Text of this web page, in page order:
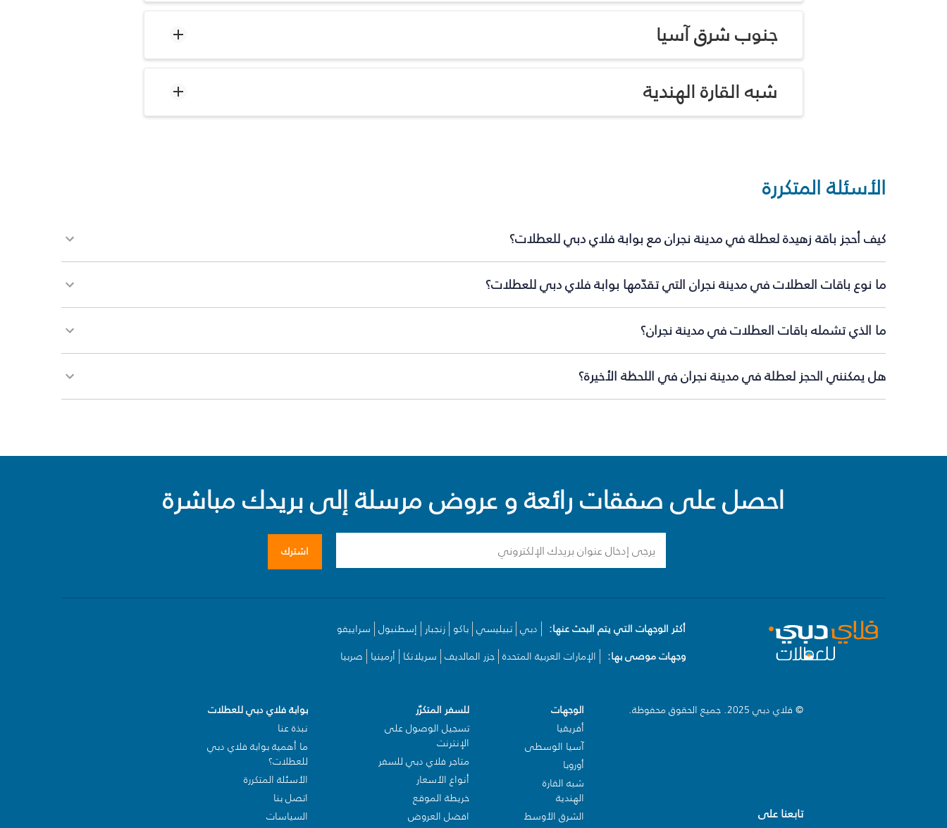
جنوب شرق آسيا
شبه القارة الهندية
الأسئلة المتكررة
كيف أحجز باقة زهيدة لعطلة في مدينة نجران مع بوابة فلاي دبي للعطلات؟
ما نوع باقات العطلات في مدينة نجران التي تقدّمها بوابة فلاي دبي للعطلات؟
ما الذي تشمله باقات العطلات في مدينة نجران؟
هل يمكنني الحجز لعطلة في مدينة نجران في اللحظة الأخيرة؟
احصل على صفقات رائعة و عروض مرسلة إلى بريدك مباشرة
اشترك
أكثر الوجهات التي يتم البحث عنها: دبي تبيليسي باكو زنجبار إسطنبول سراييفو
وجهات موصى بها:
الإمارات العربية المتحدة جزر المالديف سريلانكا أرمينيا صربيا
© فلاي دبي 2025. جميع الحقوق محفوظة.
تابعنا على
الوجهات
أفريقيا
آسيا الوسطى
أوروبا
شبه القارة
الهندية
الشرق الأوسط
للسفر المتكرّر
تسجيل الوصول على
الإنترنت
متاجر فلاي دبي للسفر
أنواع الأسعار
خريطة الموقع
افضل العروض
بوابة فلاي دبي للعطلات
نبذة عنا
ما أهمية بوابة فلاي دبي
للعطلات؟
الأسئلة المتكررة
اتصل بنا
السياسات